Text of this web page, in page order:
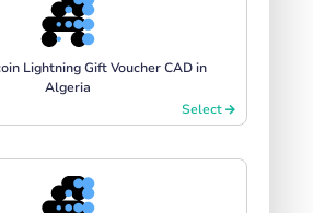
Lightning Gift Voucher CAD in
Algeria
Select